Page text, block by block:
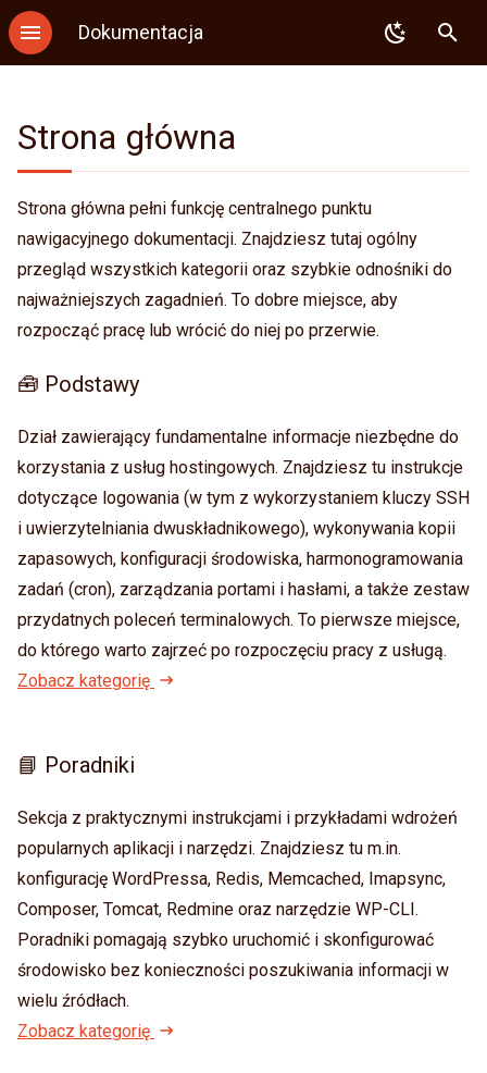
Dokumentacja
c
i
j
i
a
ć
b
y
u
k
a
📘 Poradniki
🔁 Transfer plików
📬 Poczta
🌐 Strefy DNS
🗄️ Bazy danych
🔧 Repozytoria
👨‍💻 Języki programowania
Logowanie
Uwierzytelnianie
dwuskładnikowe
Binexec
Środowisko
Zmiana hasła
Zadania Cron
Adresy IP
Fingerprint
Redis
Imapsync
Composer
WP-CLI
Tomcat
Redmine
PHP
Python
Django
Flask
Ruby
Ruby on Rails
Catalyst
CGI
SSL
WAF
PoW
WP-CLI
SFTP
Autoresponder
Sieve
SPF
Imapsync
Delegacja DNS
PostgreSQL
Redis
Memcached
SVN
Node.js
Ruby
Java
Perl
Kotlin
Mise
Strona główna
Strona główna pełni funkcję centralnego punktu
nawigacyjnego dokumentacji. Znajdziesz tutaj ogólny
przegląd wszystkich kategorii oraz szybkie odnośniki do
najważniejszych zagadnień. To dobre miejsce, aby
rozpocząć pracę lub wrócić do niej po przerwie.
🧰 Podstawy
Dział zawierający fundamentalne informacje niezbędne do
korzystania z usług hostingowych. Znajdziesz tu instrukcje
dotyczące logowania (w tym z wykorzystaniem kluczy SSH
i uwierzytelniania dwuskładnikowego), wykonywania kopii
zapasowych, konfiguracji środowiska, harmonogramowania
zadań (cron), zarządzania portami i hasłami, a także zestaw
przydatnych poleceń terminalowych. To pierwsze miejsce,
do którego warto zajrzeć po rozpoczęciu pracy z usługą.
Zobacz kategorię
📘 Poradniki
Sekcja z praktycznymi instrukcjami i przykładami wdrożeń
popularnych aplikacji i narzędzi. Znajdziesz tu m.in.
konfigurację WordPressa, Redis, Memcached, Imapsync,
Composer, Tomcat, Redmine oraz narzędzie WP-CLI.
Poradniki pomagają szybko uruchomić i skonfigurować
środowisko bez konieczności poszukiwania informacji w
wielu źródłach.
Zobacz kategorię